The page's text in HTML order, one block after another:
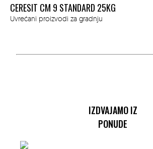
CERESIT CM 9 STANDARD 25KG
Uvrećani proizvodi za gradnju
IZDVAJAMO IZ
PONUDE